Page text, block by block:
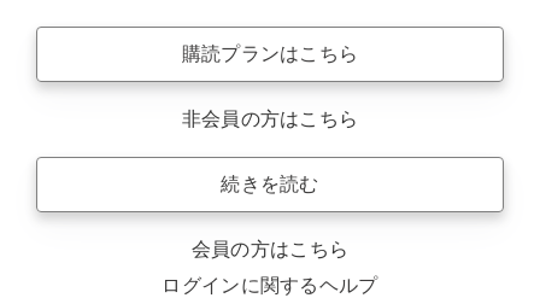
購読プランはこちら
非会員の方はこちら
続きを読む
会員の方はこちら
ログインに関するヘルプ